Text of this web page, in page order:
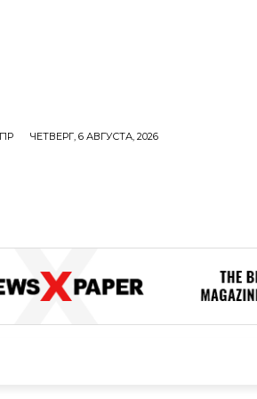
ЧЕТВЕРГ, 6 АВГУСТА, 2026